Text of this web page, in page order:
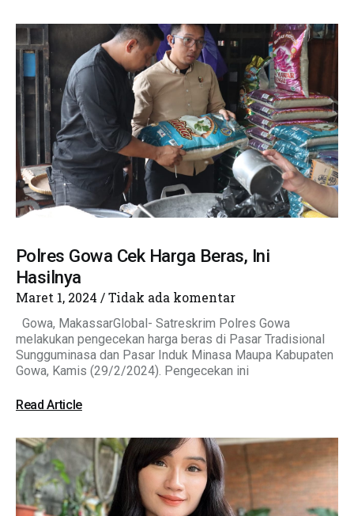
Polres Gowa Cek Harga Beras, Ini
Hasilnya
Maret 1, 2024 Tidak ada komentar
Gowa, MakassarGlobal- Satreskrim Polres Gowa
melakukan pengecekan harga beras di Pasar Tradisional
Sungguminasa dan Pasar Induk Minasa Maupa Kabupaten
Gowa, Kamis (29/2/2024). Pengecekan ini
Read Article